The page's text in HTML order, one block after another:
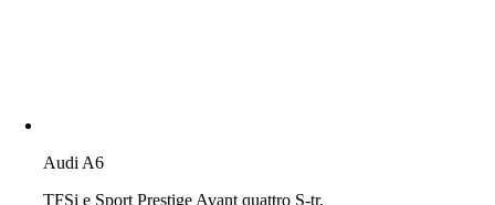
Audi A6
TFSi e Sport Prestige Avant quattro S-tr.